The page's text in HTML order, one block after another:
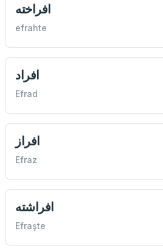
افراخته
efrahte
افراد
Efrad
افراز
Efraz
افراشته
Efraşte